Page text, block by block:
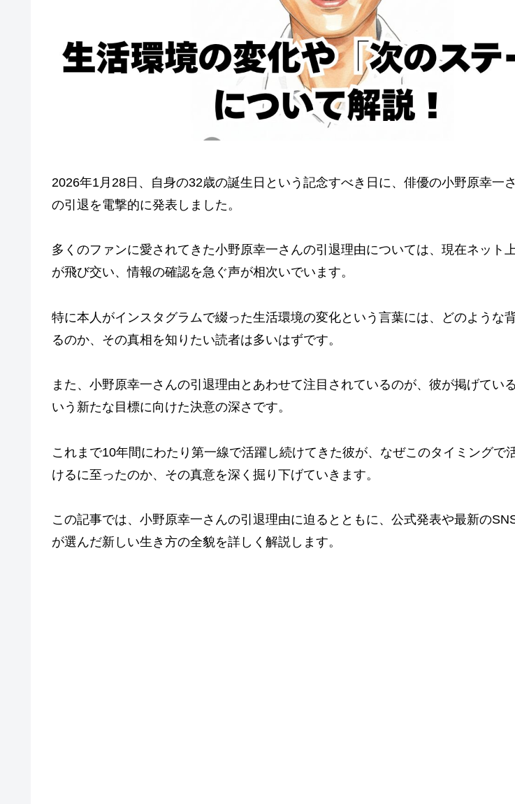
2026年1月28日、自身の32歳の誕生日という記念すべき日に、俳優の小野原幸一
の引退を電撃的に発表しました。
多くのファンに愛されてきた小野原幸一さんの引退理由については、現在ネット
が飛び交い、情報の確認を急ぐ声が相次いでいます。
特に本人がインスタグラムで綴った生活環境の変化という言葉には、どのような
るのか、その真相を知りたい読者は多いはずです。
また、小野原幸一さんの引退理由とあわせて注目されているのが、彼が掲げてい
いう新たな目標に向けた決意の深さです。
これまで10年間にわたり第一線で活躍し続けてきた彼が、なぜこのタイミングで
けるに至ったのか、その真意を深く掘り下げていきます。
この記事では、小野原幸一さんの引退理由に迫るとともに、公式発表や最新の
が選んだ新しい生き方の全貌を詳しく解説します。